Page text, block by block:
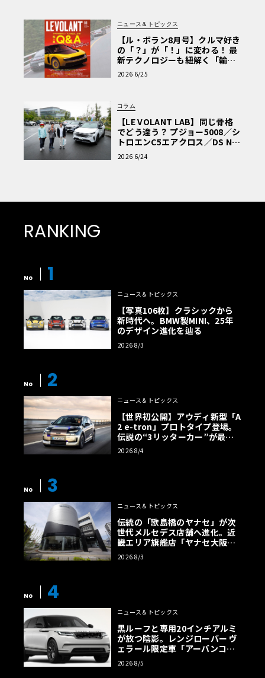
ニュース＆トピックス
【ル・ボラン8月号】クルマ好き
の「？」が「！」に変わる！ 最
新テクノロジーも紐解く「輸入
車Q&A」
2026 6/25
コラム
【LE VOLANT LAB】同じ骨格
でどう違う？ プジョー5008／シ
トロエンC5エアクロス／DS Nº4
読者一気乗りレポート
2026 6/24
RANKING
No 1
ニュース＆トピックス
【写真106枚】クラシックから
新時代へ。BMW製MINI、25年
のデザイン進化を辿る
2026 8/3
No 2
ニュース＆トピックス
【世界初公開】アウディ新型「A
2 e-tron」プロトタイプ登場。
伝説の“3リッターカー”が最高
効率エントリーBEVとして復活
【画像38枚】
2026 8/4
No 3
ニュース＆トピックス
伝統の「歌島橋のヤナセ」が次
世代メルセデス店舗へ進化。近
畿エリア旗艦店「ヤナセ大阪支
店」がリニューアル
2026 8/3
No 4
ニュース＆トピックス
黒ルーフと専用20インチアルミ
が放つ陰影。レンジローバー ヴ
ェラール限定車「アーバンコン
トラスト・エディション」登場
2026 8/5